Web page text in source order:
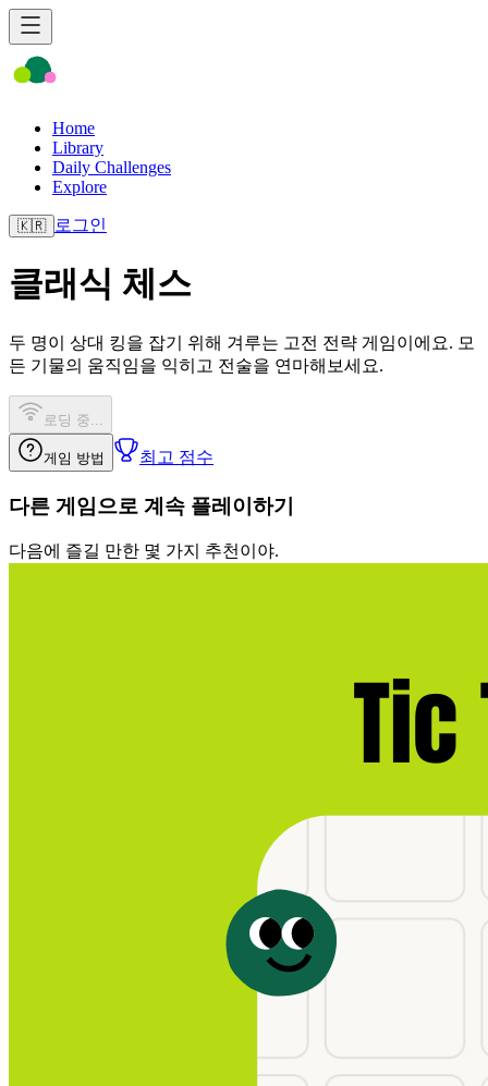
Home
Library
Daily Challenges
Explore
🇰🇷 로그인
클래식 체스
두 명이 상대 킹을 잡기 위해 겨루는 고전 전략 게임이에요. 모
든 기물의 움직임을 익히고 전술을 연마해보세요.
로딩 중...
게임 방법 최고 점수
다른 게임으로 계속 플레이하기
다음에 즐길 만한 몇 가지 추천이야.